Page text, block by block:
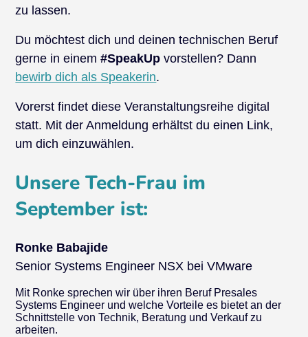
zu lassen.
Du möchtest dich und deinen technischen Beruf
gerne in einem#SpeakUp vorstellen? Dann
bewirb dich als Speakerin.
Vorerst findet diese Veranstaltungsreihe digital
statt. Mit der Anmeldung erhältst du einen Link,
um dich einzuwählen.
Unsere Tech-Frau im
September ist:
Ronke Babajide
Senior Systems Engineer NSX bei VMware
Mit Ronke sprechen wir über ihren Beruf Presales
Systems Engineer und welche Vorteile es bietet an der
Schnittstelle von Technik, Beratung und Verkauf zu
arbeiten.